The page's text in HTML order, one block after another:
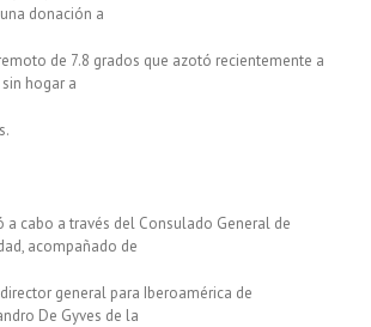
donación a
de 7.8 grados que azotó recientemente a
hogar a
a cabo a través del Consulado General de
acompañado de
general para Iberoamérica de
De Gyves de la